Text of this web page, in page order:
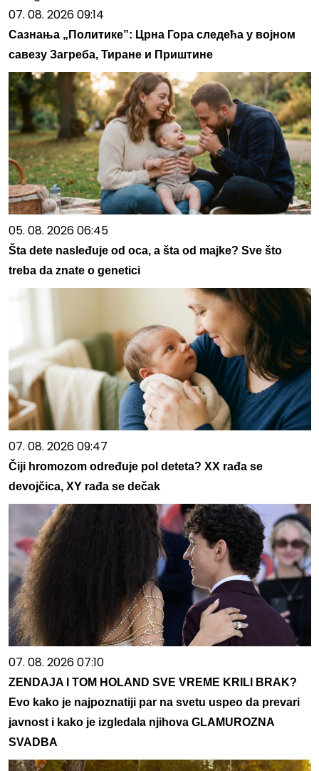
07. 08. 2026 09:14
Сазнања „Политике”: Црна Гора следећа у војном
савезу Загреба, Тиране и Приштине
05. 08. 2026 06:45
Šta dete nasleđuje od oca, a šta od majke? Sve što
treba da znate o genetici
07. 08. 2026 09:47
Čiji hromozom određuje pol deteta? XX rađa se
devojčica, XY rađa se dečak
07. 08. 2026 07:10
ZENDAJA I TOM HOLAND SVE VREME KRILI BRAK?
Evo kako je najpoznatiji par na svetu uspeo da prevari
javnost i kako je izgledala njihova GLAMUROZNA
SVADBA